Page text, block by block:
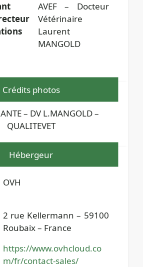
AVEF – Docteur
Vétérinaire
Laurent
MANGOLD
Crédits photos
– DV L.MANGOLD –
QUALITEVET
Hébergeur
OVH
2 rue Kellermann – 59100
Roubaix – France
https://www.ovhcloud.co
m/fr/contact-sales/